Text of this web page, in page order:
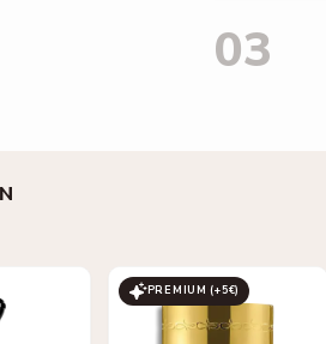
03
PREMIUM (+5€)